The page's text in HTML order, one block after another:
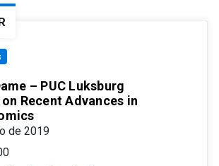
– PUC Luksburg
Recent Advances in
de 2019